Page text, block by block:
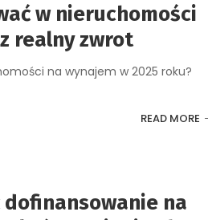
w nieruchomości
realny zwrot
na wynajem w 2025 roku?
READ MORE
dofinansowanie na